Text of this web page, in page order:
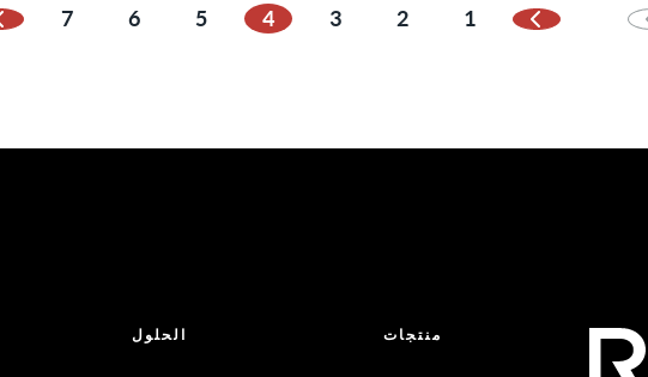
الصفحة السابقة
1
2
3
4
5
6
7
منتجات الحلول